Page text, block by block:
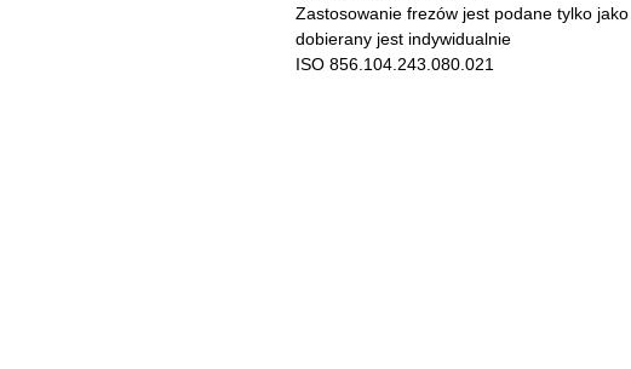
Zastosowanie frezów jest podane tylko
dobierany jest indywidualnie
ISO 856.104.243.080.021